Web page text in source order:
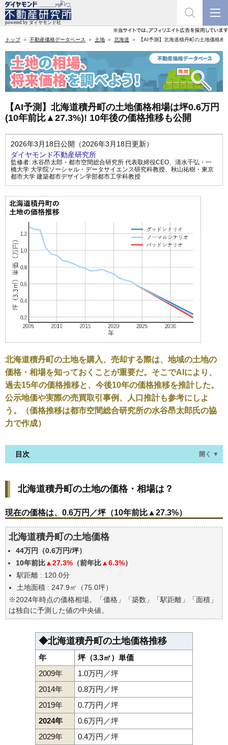
トップ 不動産価格データベース 土地 北海道 【AI予測】北海道積丹町の土地価格
【AI予測】北海道積丹町の土地価格相場は坪0.6万円
(10年前比▲27.3%)! 10年後の価格推移も公開
2026年3月18日公開（2026年3月18日更新）
ダイヤモンド不動産研究所
監修者: 水谷昂太郎・都市空間総合研究所 代表取締役CEO、 清水千弘・一
橋大学 大学院ソーシャル・データサイエンス研究科教授、 秋山祐樹・東京
都市大学 建築都市デザイン学部都市工学科教授
北海道積丹町の土地を購入、売却する際は、地域の土地の
価格・相場を知っておくことが重要だ。そこでAIにより、
過去15年の価格推移と、今後10年の価格推移を推計した。
公示地価や実際の売買取引事例、人口推計も参考にしよ
う。（価格推移は都市空間総合研究所の水谷昂太郎氏の協
力で作成）
目次 開く ▼
現在の価格は、0.6万円／坪（10年前比▲27.3%）
価格を詳細に分析しよう
北海道積丹町の土地の過去の売買事例
エリアの将来性を人口予想から検討しよう
自分の年収でいくらの不動産が買える？
北海道積丹町の土地の価格・相場は？
現在の価格は、0.6万円／坪（10年前比▲27.3%）
北海道積丹町の土地価格
44万円（0.6万円/坪）
10年前比▲27.3% （前年比▲6.3%）
駅距離 : 120.0分
土地面積 : 247.9㎡（75.0坪）
※2024年時点の価格相場。「価格」「築数」「駅距離」「面積」
は独自に予測した値の中央値。
◆北海道積丹町の土地価格推移
年
坪（3.3㎡）単価
2009年
1.0万円／坪
2014年
0.8万円／坪
2019年
0.7万円／坪
2024年
0.6万円／坪
2029年
0.4万円／坪